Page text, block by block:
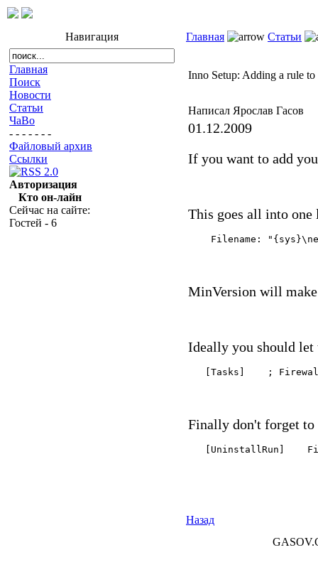
Навигация
Главная
Поиск
Новости
Статьи
ЧаВо
- - - - - - -
Файловый архив
Ссылки
Авторизация
Кто он-лайн
Сейчас на сайте:
Гостей - 6
Главная Статьи
Inno Setup: Adding a rule
Написал Ярослав Гасов
01.12.2009
If you want to add
This goes all into
Filename:
MinVersion will
Ideally you should let
[Tasks]    ;
Finally don't forget
[UninstallRun]
Назад